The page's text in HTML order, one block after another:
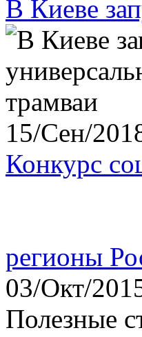
В Киеве
15/Сен/
Конкурс
регионы
03/Окт/
Полезные